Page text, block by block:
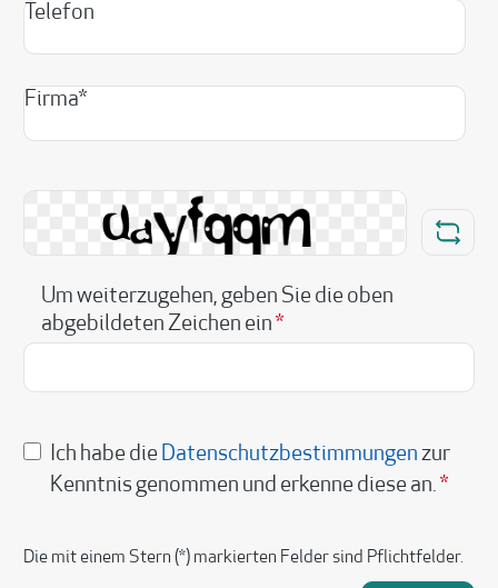
Telefon
Firma*
Um weiterzugehen, geben Sie die oben
abgebildeten Zeichen ein *
Ich habe die Datenschutzbestimmungen zur
Kenntnis genommen und erkenne diese an. *
Die mit einem Stern (*) markierten Felder sind Pflichtfelder.